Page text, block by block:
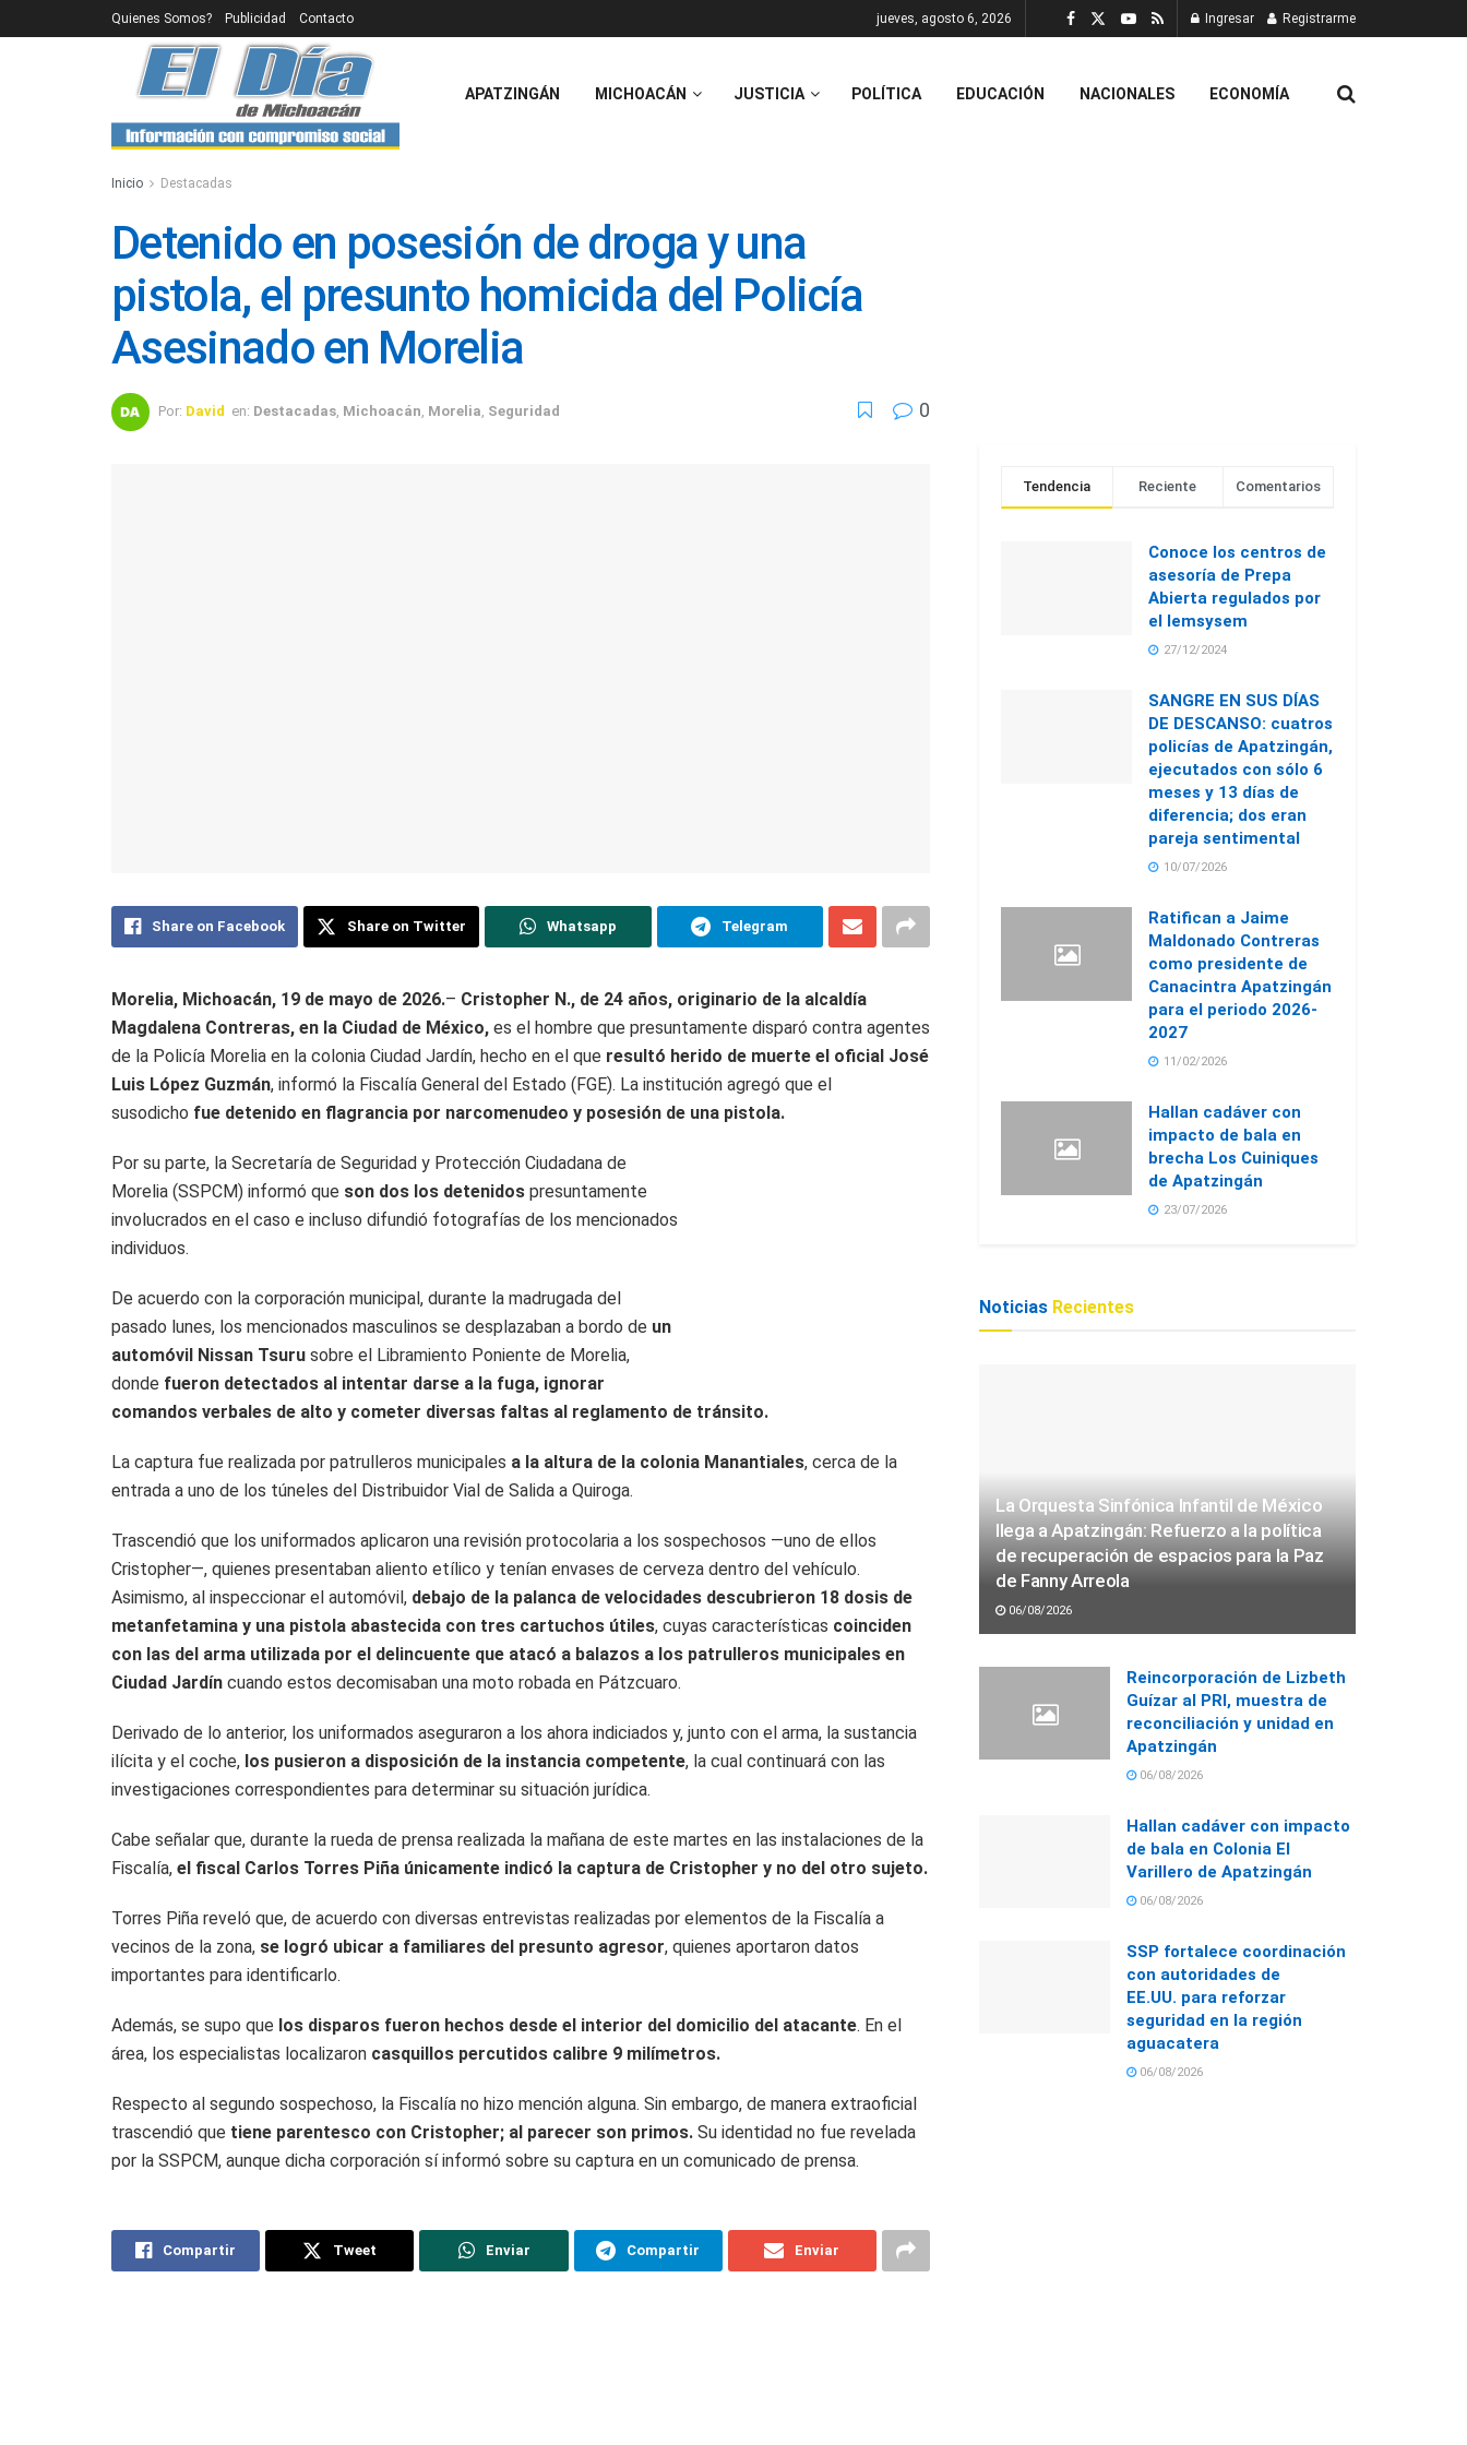
Quienes Somos? Publicidad Contacto jueves, agosto 6, 2026 Ingresar Registrarme
APATZINGÁN MICHOACÁN JUSTICIA POLÍTICA EDUCACIÓN NACIONALES ECONOMÍA
Inicio Destacadas
Detenido en posesión de droga y una
pistola, el presunto homicida del Policía
Asesinado en Morelia
Por: David en: Destacadas Michoacán Morelia Seguridad 0
Share on Facebook Share on Twitter Whatsapp Telegram
Morelia, Michoacán, 19 de mayo de 2026.– Cristopher N., de 24 años, originario de la alcaldía
Magdalena Contreras, en la Ciudad de México, es el hombre que presuntamente disparó contra agentes
de la Policía Morelia en la colonia Ciudad Jardín, hecho en el que resultó herido de muerte el oficial José
Luis López Guzmán, informó la Fiscalía General del Estado (FGE). La institución agregó que el
susodicho fue detenido en flagrancia por narcomenudeo y posesión de una pistola.
Por su parte, la Secretaría de Seguridad y Protección Ciudadana de
Morelia (SSPCM) informó que son dos los detenidos presuntamente
involucrados en el caso e incluso difundió fotografías de los mencionados
individuos.
De acuerdo con la corporación municipal, durante la madrugada del
pasado lunes, los mencionados masculinos se desplazaban a bordo de un
automóvil Nissan Tsuru sobre el Libramiento Poniente de Morelia,
donde fueron detectados al intentar darse a la fuga, ignorar
comandos verbales de alto y cometer diversas faltas al reglamento de tránsito.
La captura fue realizada por patrulleros municipales a la altura de la colonia Manantiales, cerca de la
entrada a uno de los túneles del Distribuidor Vial de Salida a Quiroga.
Trascendió que los uniformados aplicaron una revisión protocolaria a los sospechosos —uno de ellos
Cristopher—, quienes presentaban aliento etílico y tenían envases de cerveza dentro del vehículo.
Asimismo, al inspeccionar el automóvil, debajo de la palanca de velocidades descubrieron 18 dosis de
metanfetamina y una pistola abastecida con tres cartuchos útiles, cuyas características coinciden
con las del arma utilizada por el delincuente que atacó a balazos a los patrulleros municipales en
Ciudad Jardín cuando estos decomisaban una moto robada en Pátzcuaro.
Derivado de lo anterior, los uniformados aseguraron a los ahora indiciados y, junto con el arma, la sustancia
ilícita y el coche, los pusieron a disposición de la instancia competente, la cual continuará con las
investigaciones correspondientes para determinar su situación jurídica.
Cabe señalar que, durante la rueda de prensa realizada la mañana de este martes en las instalaciones de la
Fiscalía, el fiscal Carlos Torres Piña únicamente indicó la captura de Cristopher y no del otro sujeto.
Torres Piña reveló que, de acuerdo con diversas entrevistas realizadas por elementos de la Fiscalía a
vecinos de la zona, se logró ubicar a familiares del presunto agresor, quienes aportaron datos
importantes para identificarlo.
Además, se supo que los disparos fueron hechos desde el interior del domicilio del atacante. En el
área, los especialistas localizaron casquillos percutidos calibre 9 milímetros.
Respecto al segundo sospechoso, la Fiscalía no hizo mención alguna. Sin embargo, de manera extraoficial
trascendió que tiene parentesco con Cristopher; al parecer son primos. Su identidad no fue revelada
por la SSPCM, aunque dicha corporación sí informó sobre su captura en un comunicado de prensa.
Compartir Tweet Enviar Compartir Enviar
Tendencia Reciente Comentarios
Conoce los centros de
asesoría de Prepa
Abierta regulados por
el Iemsysem
27/12/2024
SANGRE EN SUS DÍAS
DE DESCANSO: cuatros
policías de Apatzingán,
ejecutados con sólo 6
meses y 13 días de
diferencia; dos eran
pareja sentimental
10/07/2026
Ratifican a Jaime
Maldonado Contreras
como presidente de
Canacintra Apatzingán
para el periodo 2026-
2027
11/02/2026
Hallan cadáver con
impacto de bala en
brecha Los Cuiniques
de Apatzingán
23/07/2026
Noticias Recientes
La Orquesta Sinfónica Infantil de México
llega a Apatzingán: Refuerzo a la política
de recuperación de espacios para la Paz
de Fanny Arreola
06/08/2026
Reincorporación de Lizbeth
Guízar al PRI, muestra de
reconciliación y unidad en
Apatzingán
06/08/2026
Hallan cadáver con impacto
de bala en Colonia El
Varillero de Apatzingán
06/08/2026
SSP fortalece coordinación
con autoridades de
EE.UU. para reforzar
seguridad en la región
aguacatera
06/08/2026